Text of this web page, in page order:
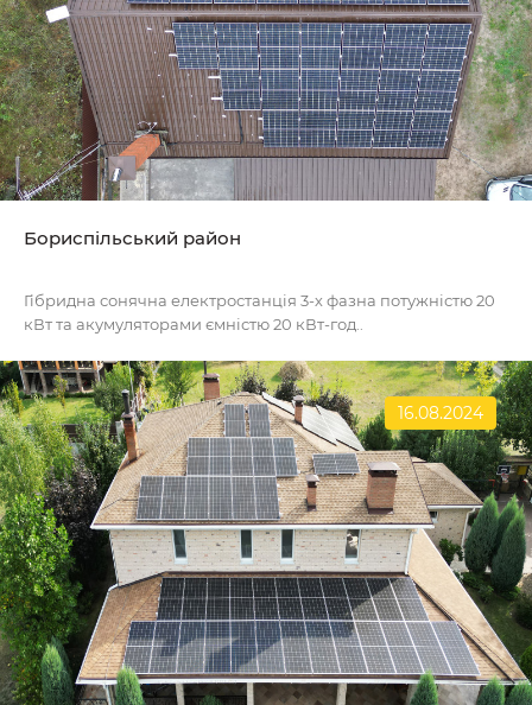
Бориспільський район
Гібридна сонячна електростанція 3-х фазна потужністю 20
кВт та акумуляторами ємністю 20 кВт-год..
16.08.2024